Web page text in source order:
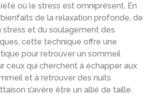
où le stress est omniprésent. En
de la relaxation profonde, de
stress et du soulagement des
cette technique offre une
pour retrouver un sommeil
ceux qui cherchent à échapper aux
et à retrouver des nuits
s’avère être un allié de taille.